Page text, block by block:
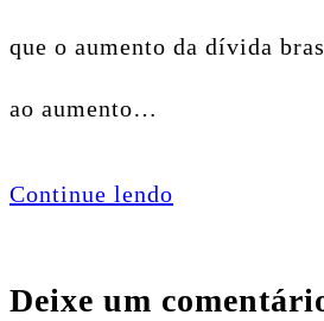
que o aumento da dívida
ao aumento…
Continue lendo
Deixe um